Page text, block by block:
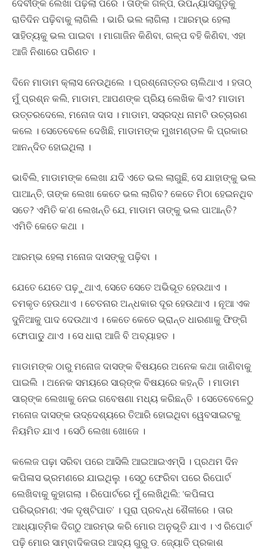
ଦେବୀଙ୍କ ଲେଖା ପଢ଼ିଲା ପରେ । ତାଙ୍କ ଗଳ୍ପ, ଉପନ୍ୟାସଗୁଡି଼କୁ
ରାତିଦିନ ପଢ଼ିବାକୁ ଲାଗିଲି । ଭାରି ଭଲ ଲାଗିଲା । ଆରମ୍ଭ ହେଲା
ସାହିତ୍ୟକୁ ଭଲ ପାଇବା । ମାଗାଜିନ କିଣିବା, ଗଳ୍ପ ବହି କିଣିବା, ଏହା
ଆଜି ନିଶାରେ ପରିଣତ ।
ଦିନେ ମାଡାମ କ୍ଲାସ ନେଉଥିଲେ । ପ୍ରଶ୍ନୋତ୍ତର ଚାଲିଥାଏ । ହତାଠ୍‍
ମୁଁ ପ୍ରଶ୍ନ କଲି, ମାଡାମ, ଆପଣଙ୍କ ପ୍ରିୟ ଲେଖିକ କିଏ? ମାଡାମ
ଉତ୍ତରଦେଲେ, ମନୋଜ ଦାସ । ମାଡାମ, ସସ୍ରଦ୍ଧ ନାମଟି ଉଚ୍ଚାରଣ
କଲେ । ସେତେବେଳେ ଦେଖିଛି, ମାଡାମଙ୍କ ମୁଖମଣ୍ଡଳ କି ପ୍ରକାର
ଆନନ୍ଦିତ ହୋଇଥିଲା ।
ଭାବିଲି, ମାଡାମଙ୍କ ଲେଖା ଯଦି ଏତେ ଭଲ ଲାଗୁଛି, ସେ ଯାହାଙ୍କୁ ଭଲ
ପାଆନ୍ତି, ତାଙ୍କ ଲେଖା କେତେ ଭଲ ଲାଗିବ? କେତେ ମିଠା ହେଇନଥିବ
ସତେ? ଏମିତି କ’ଣ ଲେଖନ୍ତି ଯେ, ମାଡାମ ତାଙ୍କୁ ଭଲ ପାଆନ୍ତି?
ଏମିତି କେତେ କଥା ।
ଆରମ୍ଭ ହେଲା ମନୋଜ ଦାସଙ୍କୁ ପଢ଼ିବା ।
ଯେତେ ଯେତେ ପଢ଼ୁଥାଏ, ସେତେ ସେତେ ଅଭିଭୂତ ହେଉଥାଏ ।
ଚମକୃତ ହେଉଥାଏ । ଚେତନାର ଅନ୍ଧକାର ଦୂର ହେଉଥାଏ । ନୂଆ ଏକ
ଦୁନିଆକୁ ପାଦ ଦେଉଥାଏ । କେତେ କେତେ ଭ୍ରାନ୍ତ ଧାରଣାକୁ ଫିଙ୍ଗି
ଫୋପାଡୁ଼ ଥାଏ । ସେ ଧାରା ଆଜି ବି ଅବ୍ୟାହତ ।
ମାଡାମଙ୍କ ଠାରୁ ମନୋଜ ଦାସଙ୍କ ବିଷୟରେ ଅନେକ କଥା ଜାଣିବାକୁ
ପାଇଲି । ଅନେକ ସମୟରେ ସାର୍‍ଙ୍କ ବିଷୟରେ କହନ୍ତି । ମାଡାମ
ସାର୍‍ଙ୍କ ଲେଖାକୁ ନେଇ ଗବେଷଣା ମଧ୍ୟ କରିଛନ୍ତି । ସେତେବେଳେଠୁ
ମନୋଜ ଦାସଙ୍କ ଉଦ୍ଦେଶ୍ୟରେ ତିଆରି ହୋଇଥିବା ୱେବସାଇଟକୁ
ନିୟମିତ ଯାଏ । ସେଠି ଲେଖା ଖୋଜେ ।
କଲେଜ ପଢ଼ା ସରିବା ପରେ ଆସିଲି ଆଇଆଇଏମ୍‍ସି । ପ୍ରଥମ ଦିନ
କପିଳାସ ଭ୍ରମଣରେ ଯାଇଥିଲୁ । ସେଠୁ ଫେରିବା ପରେ ରିପୋର୍ଟ
ଲେଖିବାକୁ କୁହାଗଲା । ରିପୋର୍ଟରେ ମୁଁ ଲେଖିଥିଲି: ‘କପିଳାପ
ପରିଭ୍ରମଣ; ଏକ ଦୃଷ୍ଟିପାତ’ । ପୂରା ପ୍ରବନ୍ଧ ଶୈଳୀରେ । ତାର
ଆଧ୍ୟାତ୍ମିକ ଦିଗଠୁ ଆରମ୍ଭ କରି ମୋର ଅନୁଭୂତି ଯାଏ । ଏ ରିପୋର୍ଟ
ପଢ଼ି ମୋର ସାମ୍ବାଦିକତାର ଆଦ୍ୟ ଗୁରୁ ଡ. ଜ୍ୟୋତି ପ୍ରକାଶ